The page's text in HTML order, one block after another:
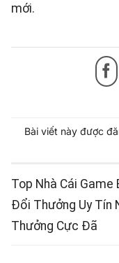
mới.
Bài viết này được
Top Nhà Cái Game
Đổi Thưởng Uy Tín
Thưởng Cực Đã